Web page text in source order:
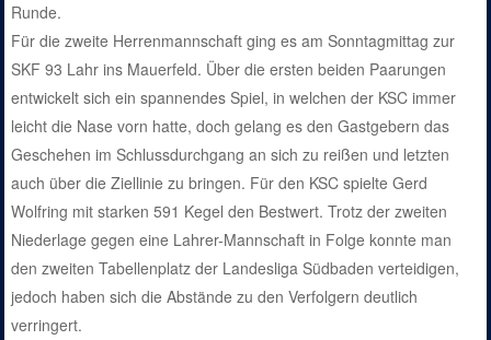
Runde.
Für die zweite Herrenmannschaft ging es am Sonntagmittag zur
SKF 93 Lahr ins Mauerfeld. Über die ersten beiden Paarungen
entwickelt sich ein spannendes Spiel, in welchen der KSC immer
leicht die Nase vorn hatte, doch gelang es den Gastgebern das
Geschehen im Schlussdurchgang an sich zu reißen und letzten
auch über die Ziellinie zu bringen. Für den KSC spielte Gerd
Wolfring mit starken 591 Kegel den Bestwert. Trotz der zweiten
Niederlage gegen eine Lahrer-Mannschaft in Folge konnte man
den zweiten Tabellenplatz der Landesliga Südbaden verteidigen,
jedoch haben sich die Abstände zu den Verfolgern deutlich
verringert.